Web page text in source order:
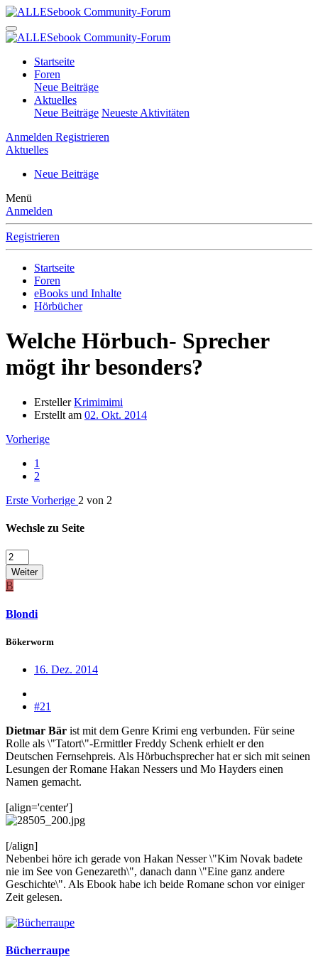
Startseite
Foren
Neue Beiträge
Aktuelles
Neue Beiträge Neueste Aktivitäten
Anmelden Registrieren
Aktuelles
Neue Beiträge
Menü
Anmelden
Registrieren
Startseite
Foren
eBooks und Inhalte
Hörbücher
Welche Hörbuch- Sprecher
mögt ihr besonders?
Ersteller Krimimimi
Erstellt am 02. Okt. 2014
Vorherige
1
2
Erste Vorherige 2 von 2
Wechsle zu Seite
Weiter
B
Blondi
Bökerworm
16. Dez. 2014
#21
Dietmar Bär ist mit dem Genre Krimi eng verbunden. Für seine
Rolle als \"Tatort\"-Ermittler Freddy Schenk erhielt er den
Deutschen Fernsehpreis. Als Hörbuchsprecher hat er sich mit seinen
Lesungen der Romane Hakan Nessers und Mo Hayders einen
Namen gemacht.
[align='center']
[/align]
Nebenbei höre ich gerade von Hakan Nesser \"Kim Novak badete
nie im See von Genezareth\", danach dann \"Eine ganz andere
Geschichte\". Als Ebook habe ich beide Romane schon vor einiger
Zeit gelesen.
Bücherraupe